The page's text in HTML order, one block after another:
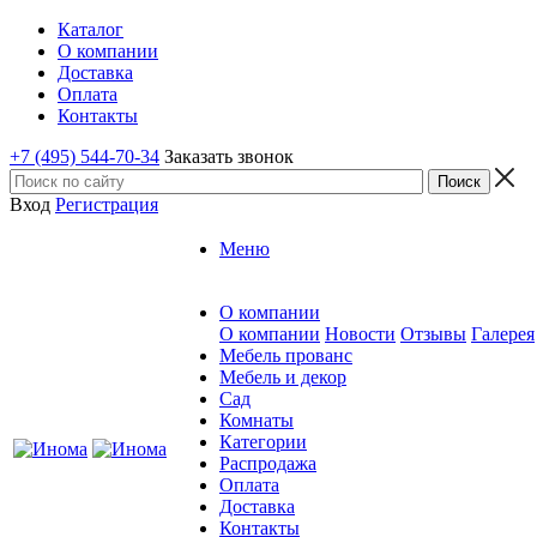
Каталог
О компании
Доставка
Оплата
Контакты
+7 (495) 544-70-34 Заказать звонок
Вход Регистрация
Меню
О компании
О компании Новости Отзывы Галерея
Мебель прованс
Мебель и декор
Сад
Комнаты
Категории
Распродажа
Оплата
Доставка
Контакты